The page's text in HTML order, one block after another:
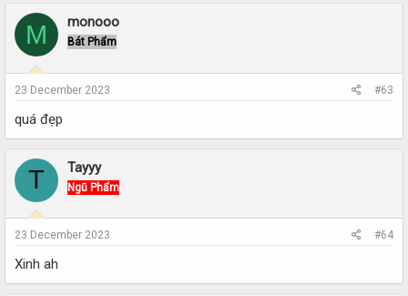
M monooo
Bát Phẩm
23 December 2023 #63
quá đẹp
T Tayyy
Ngũ Phẩm
23 December 2023 #64
Xinh ah